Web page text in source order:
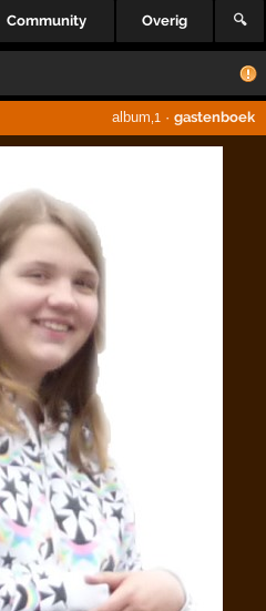
Community Overig 🔍
album ,1 · gastenboek